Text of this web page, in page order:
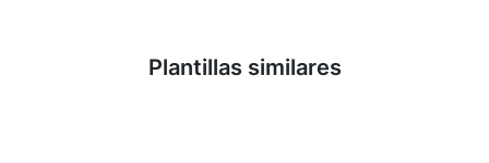
Plantillas similares
Saber más